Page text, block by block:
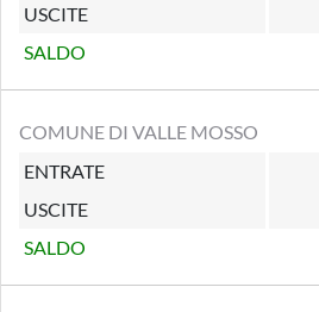
USCITE
SALDO
COMUNE DI VALLE MOSSO
ENTRATE
USCITE
SALDO